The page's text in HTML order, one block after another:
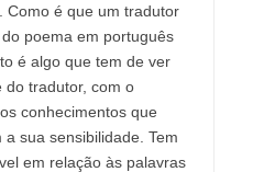
Como é que um tradutor
poema em português
é algo que tem de ver
do tradutor, com o
conhecimentos que
sua sensibilidade. Tem
em relação às palavras